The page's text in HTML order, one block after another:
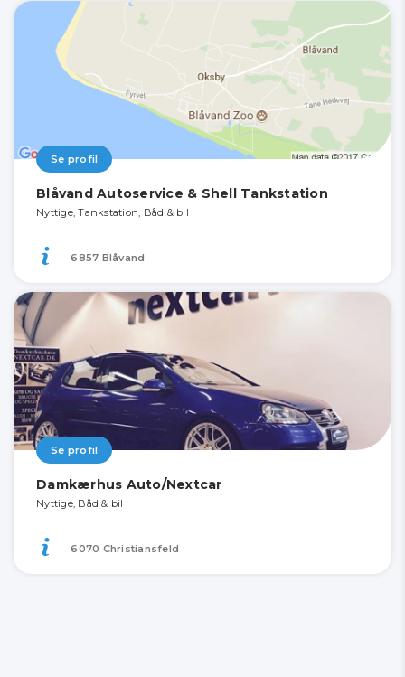
Se profil
Blåvand Autoservice & Shell Tankstation
Nyttige, Tankstation, Båd & bil
6857 Blåvand
Se profil
Damkærhus Auto/Nextcar
Nyttige, Båd & bil
6070 Christiansfeld